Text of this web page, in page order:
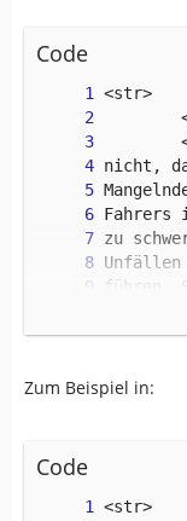
Code
Zum Beispiel in:
Code